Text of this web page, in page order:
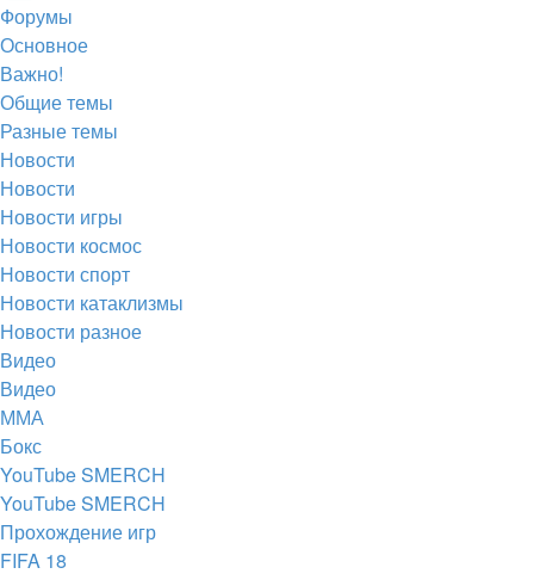
вкладке)
вкладке)
новой
вкладке)
в
новой
вкладке)
(Откроется
в
новой
вкладке)
Форумы
Основное
Важно!
Общие темы
Разные темы
Новости
Новости
Новости игры
Новости космос
Новости спорт
Новости катаклизмы
Новости разное
Видео
Видео
ММА
Бокс
YouTube SMERCH
YouTube SMERCH
Прохождение игр
FIFA 18